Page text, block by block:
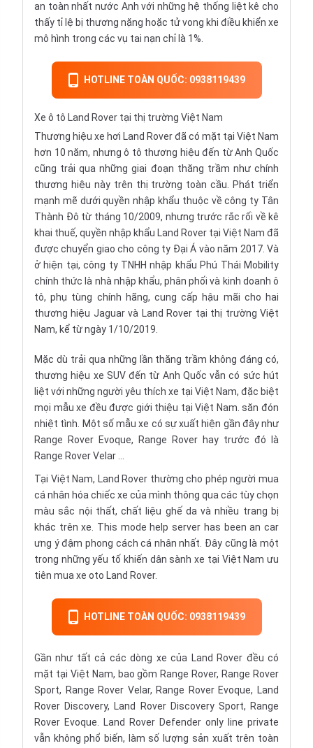
an toàn nhất nước Anh với những hệ thống liệt kê cho
thấy tỉ lệ bị thương nặng hoặc tử vong khi điều khiển xe
mô hình trong các vụ tai nạn chỉ là 1%.
HOTLINE TOÀN QUỐC: 0938119439
Xe ô tô Land Rover tại thị trường Việt Nam
Thương hiệu xe hơi Land Rover đã có mặt tại Việt Nam
hơn 10 năm, nhưng ô tô thương hiệu đến từ Anh Quốc
cũng trải qua những giai đoạn thăng trầm như chính
thương hiệu này trên thị trường toàn cầu. Phát triển
mạnh mẽ dưới quyền nhập khẩu thuộc về công ty Tân
Thành Đô từ tháng 10/2009, nhưng trước rắc rối về kê
khai thuế, quyền nhập khẩu Land Rover tại Việt Nam đã
được chuyển giao cho công ty Đại Á vào năm 2017. Và
ở hiện tại, công ty TNHH nhập khẩu Phú Thái Mobility
chính thức là nhà nhập khẩu, phân phối và kinh doanh ô
tô, phụ tùng chính hãng, cung cấp hậu mãi cho hai
thương hiệu Jaguar và Land Rover tại thị trường Việt
Nam, kể từ ngày 1/10/2019.
Mặc dù trải qua những lần thăng trầm không đáng có,
thương hiệu xe SUVđến từ Anh Quốc vẫn có sức hút
liệt với những người yêu thích xe tại Việt Nam, đặc biệt
mọi mẫu xe đều được giới thiệu tại Việt Nam. săn đón
nhiệt tình. Một số mẫu xe có sự xuất hiện gần đây như
Range Rover Evoque, Range Rover hay trước đó là
Range Rover Velar ...
Tại Việt Nam, Land Rover thường cho phép người mua
cá nhân hóa chiếc xe của mình thông qua các tùy chọn
màu sắc nội thất, chất liệu ghế da và nhiều trang bị
khác trên xe. This mode help server has been an car
ưng ý đậm phong cách cá nhân nhất. Đây cũng là một
trong những yếu tố khiến dân sành xe tại Việt Nam ưu
tiên mua xe oto Land Rover.
HOTLINE TOÀN QUỐC: 0938119439
Gần như tất cả các dòng xe của Land Rover đều có
mặt tại Việt Nam, bao gồm Range Rover, Range Rover
Sport, Range Rover Velar, Range Rover Evoque, Land
Rover Discovery, Land Rover Discovery Sport, Range
Rover Evoque. Land Rover Defender only line private
vẫn không phổ biến, làm số lượng sản xuất trên toàn